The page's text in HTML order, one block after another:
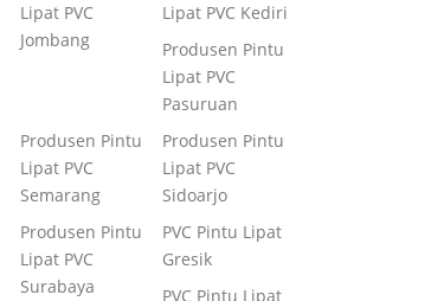
Lipat PVC
Jombang
Lipat PVC Kediri
Produsen Pintu
Lipat PVC
Pasuruan
Produsen Pintu
Lipat PVC
Semarang
Produsen Pintu
Lipat PVC
Sidoarjo
Produsen Pintu
Lipat PVC
Surabaya
PVC Pintu Lipat
Gresik
PVC Pintu Lipat